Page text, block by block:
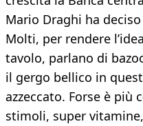
Mario Draghi ha
Molti, per rendere
tavolo, parlano di
il gergo bellico in
azzeccato. Forse è più
stimoli, super